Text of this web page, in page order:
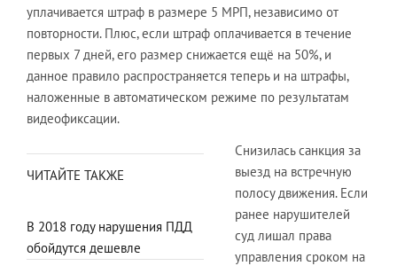
уплачивается штраф в размере 5 МРП, независимо от
повторности. Плюс, если штраф оплачивается в течение
первых 7 дней, его размер снижается ещё на 50%, и
данное правило распространяется теперь и на штрафы,
наложенные в автоматическом режиме по результатам
видеофиксации.
ЧИТАЙТЕ ТАКЖЕ
В 2018 году нарушения ПДД
обойдутся дешевле
Снизилась санкция за
выезд на встречную
полосу движения. Если
ранее нарушителей
суд лишал права
управления сроком на